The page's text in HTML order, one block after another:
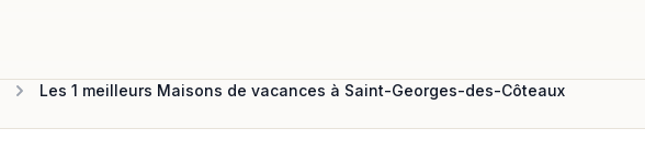
Les 1 meilleurs Maisons de vacances à Saint-Georges-des-Côteaux